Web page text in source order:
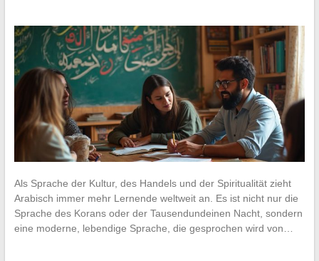
Als Sprache der Kultur, des Handels und der Spiritualität zieht
Arabisch immer mehr Lernende weltweit an. Es ist nicht nur die
Sprache des Korans oder der Tausendundeinen Nacht, sondern
eine moderne, lebendige Sprache, die gesprochen wird von…